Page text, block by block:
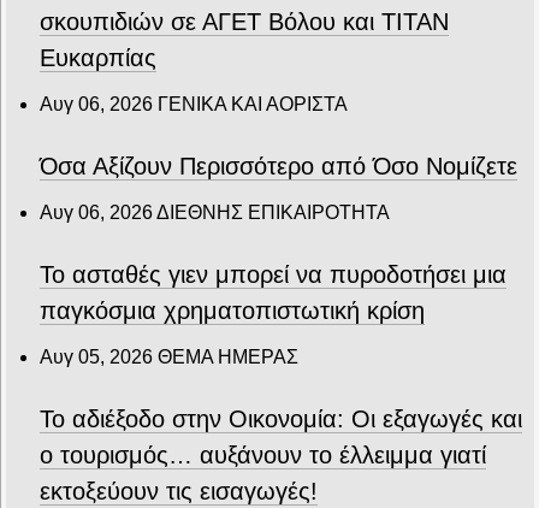
σκουπιδιών σε ΑΓΕΤ Βόλου και ΤΙΤΑΝ
Ευκαρπίας
Αυγ 06, 2026 ΓΕΝΙΚΑ ΚΑΙ ΑΟΡΙΣΤΑ
Όσα Αξίζουν Περισσότερο από Όσο Νομίζετε
Αυγ 06, 2026ΔΙΕΘΝΗΣ ΕΠΙΚΑΙΡΟΤΗΤΑ
Το ασταθές γιεν μπορεί να πυροδοτήσει μια
παγκόσμια χρηματοπιστωτική κρίση
Αυγ 05, 2026 ΘΕΜΑ ΗΜΕΡΑΣ
Το αδιέξοδο στην Οικονομία: Οι εξαγωγές και
ο τουρισμός… αυξάνουν το έλλειμμα γιατί
εκτοξεύουν τις εισαγωγές!